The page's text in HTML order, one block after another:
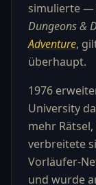
simulierte —
Dungeons &
Adventure,
überhaupt.
1976
University
mehr
verbreitete
Vorläufer-
und wurde